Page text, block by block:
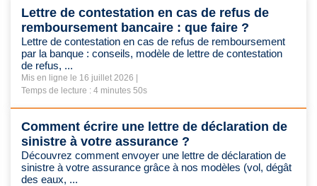
17h seront traités au plus vite le lendemain. Les courriers validés le weekend
Formats des adresses : afin de garantir le bon acheminement de vos
courriers, il est fortement recommandé de n'utiliser que l'alphabet latin sur
Lettre de contestation en cas de refus de
remboursement bancaire : que faire ?
Lettre de contestation en cas de refus de remboursement
par la banque : conseils, modèle de lettre de contestation
de refus, ...
Mis en ligne le 16 juillet 2026 |
Temps de lecture : 4 minutes 50s
Comment écrire une lettre de déclaration de
sinistre à votre assurance ?
Découvrez comment envoyer une lettre de déclaration de
sinistre à votre assurance grâce à nos modèles (vol, dégât
des eaux, ...